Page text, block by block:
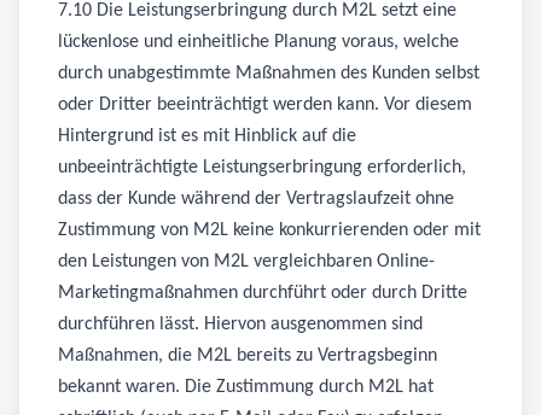
7.10 Die Leistungserbringung durch M2L setzt eine
lückenlose und einheitliche Planung voraus, welche
durch unabgestimmte Maßnahmen des Kunden selbst
oder Dritter beeinträchtigt werden kann. Vor diesem
Hintergrund ist es mit Hinblick auf die
unbeeinträchtigte Leistungserbringung erforderlich,
dass der Kunde während der Vertragslaufzeit ohne
Zustimmung von M2L keine konkurrierenden oder mit
den Leistungen von M2L vergleichbaren Online-
Marketingmaßnahmen durchführt oder durch Dritte
durchführen lässt. Hiervon ausgenommen sind
Maßnahmen, die M2L bereits zu Vertragsbeginn
bekannt waren. Die Zustimmung durch M2L hat